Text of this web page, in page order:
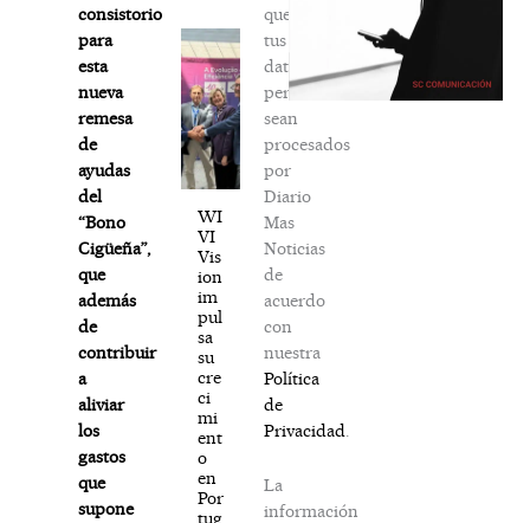
consistorio
para
esta
nueva
remesa
de
ayudas
del
“Bono
Cigüeña”,
que
además
de
contribuir
a
aliviar
los
gastos
que
supone
WI
VI
Vis
ion
im
pul
sa
su
cre
ci
mi
ent
o
en
Por
tug
que
tus
datos
personales
sean
procesados
por
Diario
Mas
Noticias
de
acuerdo
con
nuestra
Política
de
Privacidad
La
información